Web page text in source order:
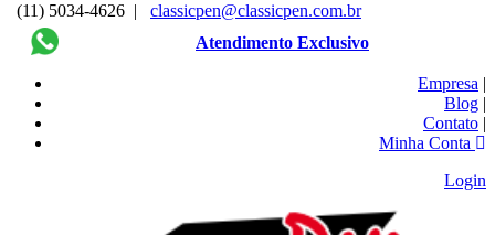
(11) 5034-4626 |
classicpen@classicpen.com.br
Atendimento Exclusivo
Empresa |
Blog |
Contato |
Minha Conta
Login